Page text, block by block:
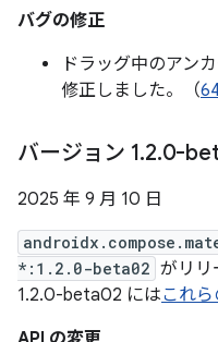
バグの修正
ドラッグ中のアン
修正しました。（
バージョン 1.2.0-
2025 年 9 月 10 日
*:1.2.0-beta02 がリリ
1.2.0-beta02 にはこれ